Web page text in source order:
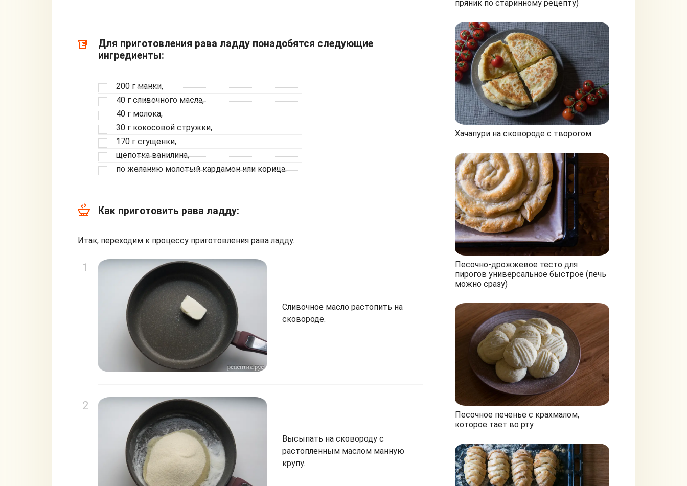
Для приготовления рава ладду понадобятся следующие
ингредиенты:
200 г манки,
40 г сливочного масла,
40 г молока,
30 г кокосовой стружки,
170 г сгущенки,
щепотка ванилина,
по желанию молотый кардамон или корица.
Как приготовить рава ладду:
Итак, переходим к процессу приготовления рава ладду.
Сливочное масло растопить на
сковороде.
Высыпать на сковороду с
растопленным маслом манную
крупу.
пряник по старинному рецепту)
Хачапури на сковороде с творогом
Песочно-дрожжевое тесто для
пирогов универсальное быстрое (печь
можно сразу)
Песочное печенье с крахмалом,
которое тает во рту